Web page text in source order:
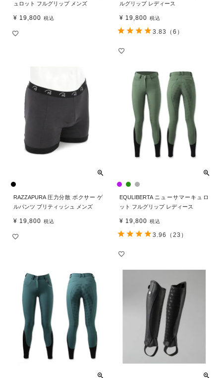
ュロット フルグリップ メンズ
¥ 19,800 税込
ルグリップ レディース
¥ 19,800 税込
3.83 （6）
RAZZAPURA 圧力分散 ボクサー ゲ
ルパンツ ブリティッシュ メンズ
¥ 19,800 税込
EQULIBERTA ニューサマーキュロ
ット フルグリップ レディース
¥ 19,800 税込
3.96 （23）